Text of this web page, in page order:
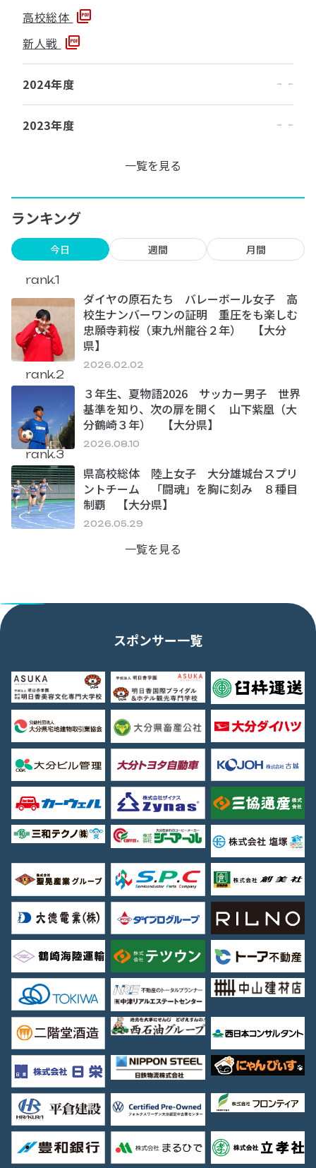
高校総体
新人戦
2024年度
2023年度
一覧を見る
ランキング
今日 週間 月間
rank.1
ダイヤの原石たち バレーボール女子 高
校生ナンバーワンの証明 重圧をも楽しむ
忠願寺莉桜（東九州龍谷２年） 【大分
県】
2026.02.02
rank.2
３年生、夏物語2026 サッカー男子 世界
基準を知り、次の扉を開く 山下紫凰（大
分鶴崎３年） 【大分県】
2026.08.10
rank.3
県高校総体 陸上女子 大分雄城台スプリ
ントチーム 「闘魂」を胸に刻み ８種目
制覇 【大分県】
2026.05.29
一覧を見る
スポンサー一覧